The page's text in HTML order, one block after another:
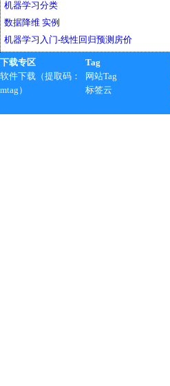
机器学习分类
数据降维 实例
机器学习入门-线性回归预测房价
下载专区
软件下载（提取码：
mtag）
Tag
网站Tag
标签云